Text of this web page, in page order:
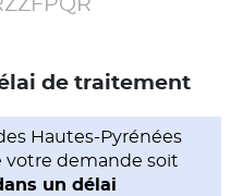
de traitement
Hautes-Pyrénées
votre demande soit
un délai